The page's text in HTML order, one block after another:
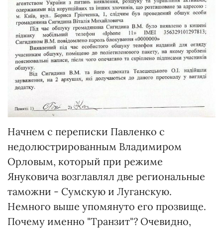
Начнем с переписки Павленко с
недолюстрированным Владимиром
Орловым, который при режиме
Януковича возглавлял две региональные
таможни - Сумскую и Луганскую.
Немного выше упомянуто его прозвище.
Почему именно "Транзит"? Очевидно,